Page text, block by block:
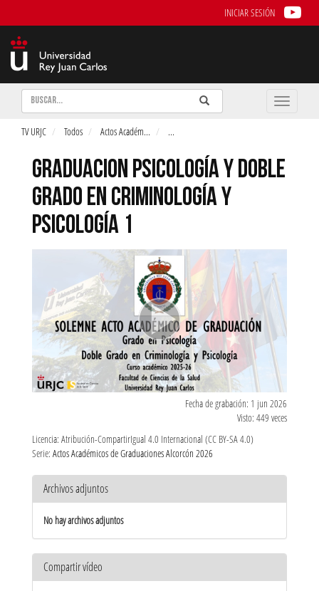
INICIAR SESIÓN
Buscar Enviar
Buscar
Toggle
TV URJC Todos Actos Académ... ...
GRADUACION PSICOLOGÍA Y DOBLE
GRADO EN CRIMINOLOGÍA Y
PSICOLOGÍA 1
Fecha de grabación: 1 jun 2026
Visto: 449 veces
Licencia: Atribución-CompartirIgual 4.0 Internacional (CC BY-SA 4.0)
Serie: Actos Académicos de Graduaciones Alcorcón 2026
Archivos adjuntos
No hay archivos adjuntos
Compartir vídeo